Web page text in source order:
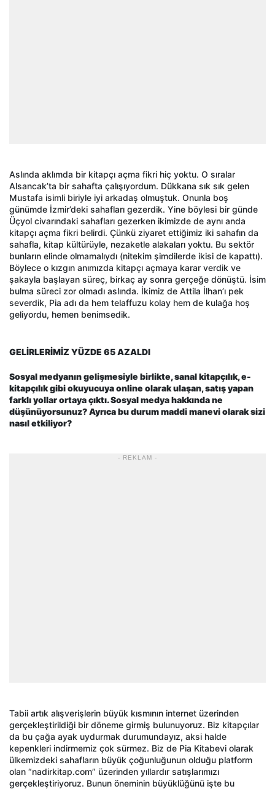
Aslında aklımda bir kitapçı açma fikri hiç yoktu. O sıralar
Alsancak’ta bir sahafta çalışıyordum. Dükkana sık sık gelen
Mustafa isimli biriyle iyi arkadaş olmuştuk. Onunla boş
günümde İzmir’deki sahafları gezerdik. Yine böylesi bir günde
Üçyol civarındaki sahafları gezerken ikimizde de aynı anda
kitapçı açma fikri belirdi. Çünkü ziyaret ettiğimiz iki sahafın da
sahafla, kitap kültürüyle, nezaketle alakaları yoktu. Bu sektör
bunların elinde olmamalıydı (nitekim şimdilerde ikisi de kapattı).
Böylece o kızgın anımızda kitapçı açmaya karar verdik ve
şakayla başlayan süreç, birkaç ay sonra gerçeğe dönüştü. İsim
bulma süreci zor olmadı aslında. İkimiz de Attila İlhan’ı pek
severdik, Pia adı da hem telaffuzu kolay hem de kulağa hoş
geliyordu, hemen benimsedik.
GELİRLERİMİZ YÜZDE 65 AZALDI
Sosyal medyanın gelişmesiyle birlikte, sanal kitapçılık, e-
kitapçılık gibi okuyucuya online olarak ulaşan, satış yapan
farklı yollar ortaya çıktı. Sosyal medya hakkında ne
düşünüyorsunuz? Ayrıca bu durum maddi manevi olarak sizi
nasıl etkiliyor?
- REKLAM -
Tabii artık alışverişlerin büyük kısmının internet üzerinden
gerçekleştirildiği bir döneme girmiş bulunuyoruz. Biz kitapçılar
da bu çağa ayak uydurmak durumundayız, aksi halde
kepenkleri indirmemiz çok sürmez. Biz de Pia Kitabevi olarak
ülkemizdeki sahafların büyük çoğunluğunun olduğu platform
olan “nadirkitap.com” üzerinden yıllardır satışlarımızı
gerçekleştiriyoruz. Bunun öneminin büyüklüğünü işte bu